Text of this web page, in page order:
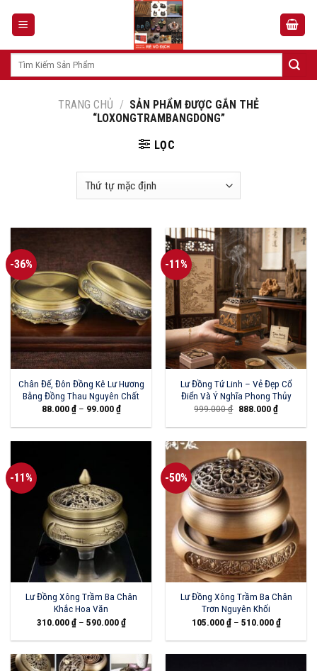
Tìm
TRANG CHỦ / SẢN PHẨM ĐƯỢC GẮN THẺ
“LOXONGTRAMBANGDONG”
LỌC
-36%
Chân Đế, Đôn Đồng Kê Lư Hương
Bằng Đồng Thau Nguyên Chất
88.000₫– 99.000₫
-11%
Lư Đồng Tứ Linh – Vẻ Đẹp Cổ
Điển Và Ý Nghĩa Phong Thủy
999.000₫ Giá
là:
888.000₫Giá
hiện
tại
888.000
-11%
Lư Đồng Xông Trầm Ba Chân
Khắc Hoa Văn
310.000₫– 590.000₫
-50%
Lư Đồng Xông Trầm Ba Chân
Trơn Nguyên Khối
105.000₫– 510.000₫